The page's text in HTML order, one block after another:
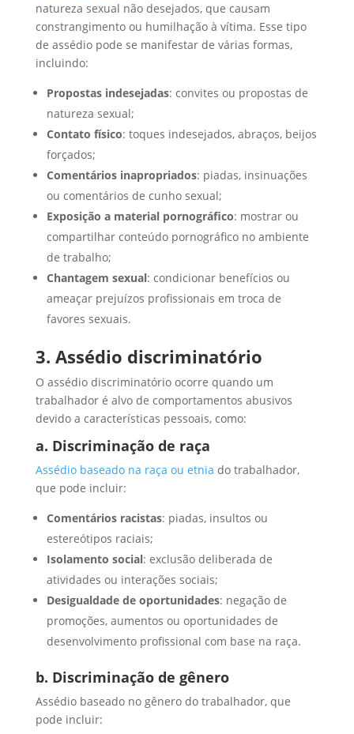
natureza sexual não desejados, que causam
constrangimento ou humilhação à vítima. Esse tipo
de assédio pode se manifestar de várias formas,
incluindo:
Propostas indesejadas: convites ou propostas de
natureza sexual;
Contato físico: toques indesejados, abraços, beijos
forçados;
Comentários inapropriados: piadas, insinuações
ou comentários de cunho sexual;
Exposição a material pornográfico: mostrar ou
compartilhar conteúdo pornográfico no ambiente
de trabalho;
Chantagem sexual: condicionar benefícios ou
ameaçar prejuízos profissionais em troca de
favores sexuais.
3. Assédio discriminatório
O assédio discriminatório ocorre quando um
trabalhador é alvo de comportamentos abusivos
devido a características pessoais, como:
a. Discriminação de raça
Assédio baseado na raça ou etnia do trabalhador,
que pode incluir:
Comentários racistas: piadas, insultos ou
estereótipos raciais;
Isolamento social: exclusão deliberada de
atividades ou interações sociais;
Desigualdade de oportunidades: negação de
promoções, aumentos ou oportunidades de
desenvolvimento profissional com base na raça.
b. Discriminação de gênero
Assédio baseado no gênero do trabalhador, que
pode incluir: